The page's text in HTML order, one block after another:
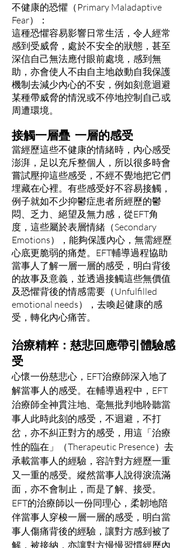
不健康的恐懼（Primary Maladaptive
Fear）：
這種恐懼容易影響日常生活，令人經常
感到受威脅，處於不安全的狀態，甚至
深信自己無法應付眼前處境，感到無
助，亦會使人不由自主地啟動自我保護
機制去減少內心的不安，例如刻意迴避
某種帶威脅的情況或不停地控制自己或
周遭環境。
接觸一層疊 一層的感受
當經歷這些不健康的情緒時，內心感受
澎湃，足以充斥整個人，所以很多時會
嘗試壓抑這些感受，不經不覺地把它們
埋藏在心裡。有些感受好不容易接觸，
例子就如不少抑鬱症患者所經歷的鬱
悶、乏力、絕望及無力感，從EFT角
度，這些屬於表層情緒（Secondary
Emotions），能夠保護內心，無需經歷
心底更脆弱的痛楚。EFT輔導過程協助
當事人了解一層一層的感受，明白背後
的故事及意義，並透過接觸這些無價值
及恐懼背後的情感需要（Unfulfilled
emotional needs），去喚起健康的感
受，轉化內心痛苦。
治療精粹：慈悲回應帶引體驗感
受
心懷一份慈悲心，EFT治療師深入地了
解當事人的感受。在輔導過程中，EFT
治療師全神貫注地、毫無批判地聆聽當
事人此時此刻的感受，不迴避，不打
岔，亦不糾正對方的感受，用這「治療
性的臨在」（Therapeutic Presence）去
承載當事人的經驗，容許對方經歷一重
又一重的感受。縱然當事人說得淚流滿
面，亦不會制止，而是了解、接受。
EFT的治療師以一份同理心，柔韌地陪
伴當事人穿梭一層一層的感受，明白當
事人傷痛背後的經驗，讓對方感到被了
解，被接納，亦讓對方慢慢習慣經歷內